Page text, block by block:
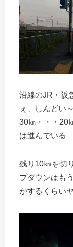
沿線のJR・阪
ぇ、しんどい
30㎞・・・20
は進んでいる
残り10㎞を切
プダウンはも
がするくらい